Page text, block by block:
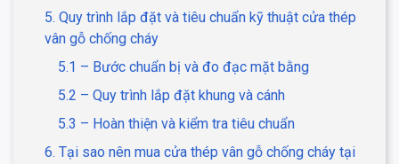
5. Quy trình lắp đặt và tiêu chuẩn kỹ thuật cửa thép
vân gỗ chống cháy
5.1 – Bước chuẩn bị và đo đạc mặt bằng
5.2 – Quy trình lắp đặt khung và cánh
5.3 – Hoàn thiện và kiểm tra tiêu chuẩn
6. Tại sao nên mua cửa thép vân gỗ chống cháy tại